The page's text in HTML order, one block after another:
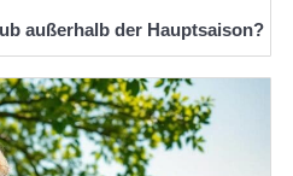
außerhalb der Hauptsaison?